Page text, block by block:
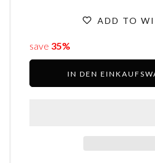
ADD TO
save 35%
IN DEN